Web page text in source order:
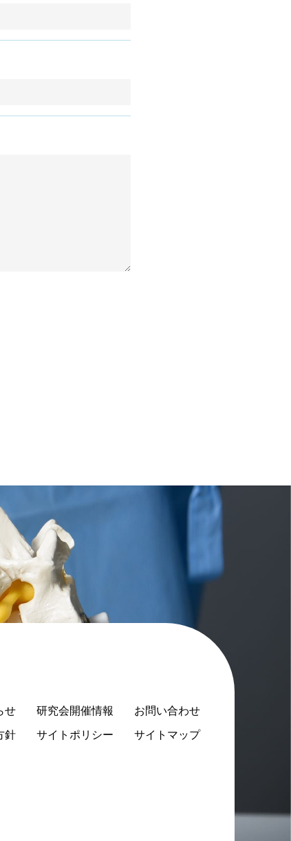
せ 研究会開催情報 お問い合わせ
針 サイトポリシー サイトマップ